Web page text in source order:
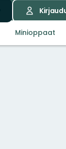
Hitta en badplats i
Minioppaat